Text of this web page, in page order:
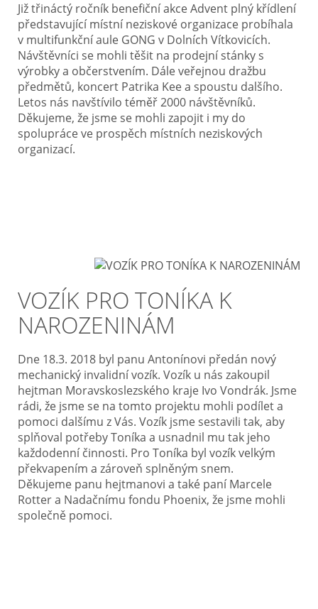
Již třináctý ročník benefiční akce Advent plný křídlení
představující místní neziskové organizace probíhala
v multifunkční aule GONG v Dolních Vítkovicích.
Návštěvníci se mohli těšit na prodejní stánky s
výrobky a občerstvením. Dále veřejnou dražbu
předmětů, koncert Patrika Kee a spoustu dalšího.
Letos nás navštívilo téměř 2000 návštěvníků.
Děkujeme, že jsme se mohli zapojit i my do
spolupráce ve prospěch místních neziskových
organizací.
VOZÍK PRO TONÍKA K
NAROZENINÁM
Dne 18.3. 2018 byl panu Antonínovi předán nový
mechanický invalidní vozík. Vozík u nás zakoupil
hejtman Moravskoslezského kraje Ivo Vondrák. Jsme
rádi, že jsme se na tomto projektu mohli podílet a
pomoci dalšímu z Vás. Vozík jsme sestavili tak, aby
splňoval potřeby Toníka a usnadnil mu tak jeho
každodenní činnosti. Pro Toníka byl vozík velkým
překvapením a zároveň splněným snem.
Děkujeme panu hejtmanovi a také paní Marcele
Rotter a Nadačnímu fondu Phoenix, že jsme mohli
společně pomoci.